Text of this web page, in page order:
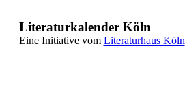
Literaturkalender Köln
Eine Initiative vom Literaturhaus Köln